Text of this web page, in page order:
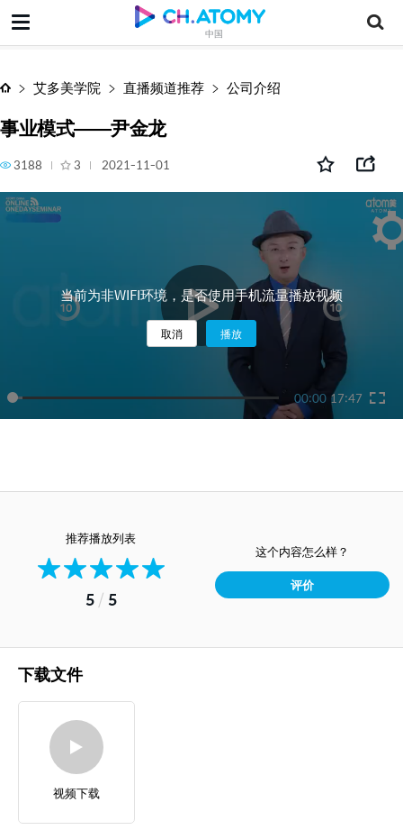
中国
事业模式——尹金龙
艾多美学院 直播频道推荐 公司介绍
事业模式——尹金龙
3188 3 2021-11-01
00:00 17:47
当前为非WIFI环境，是否使用手机流量播放视频
取消 播放
推荐播放列表
5/ 5
这个内容怎么样？
评价
下载文件
视频下载